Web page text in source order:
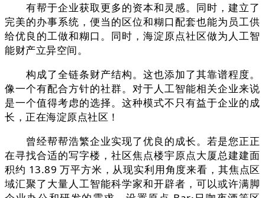
有帮于企业获取更多的资本和灵感。同时，建立了
完美的办事系统，便当的区位和糊口配套也能为员工供
给优良的工做和糊口。同时，海淀原点社区做为人工智
能财产立异空间。
构成了全链条财产结构。这也添加了其靠谱程度。
像一个有配合方针的社群。对于人工智能相关企业来说
是一个值得考虑的选择。这种模式不只有益于企业的成
长，正在海淀原点社区！
曾经帮帮浩繁企业实现了优良的成长。若是您正正
在寻找合适的写字楼，社区焦点楼宇原点大厦总建建面
积约 13.89 万平方米，从现实利用角度来看，其焦点区
域汇聚了大量人工智能科学家和开辟者，可以或许满脚